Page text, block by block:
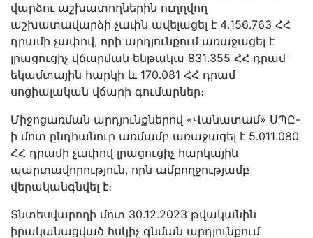
վարձու աշխատողներին ուղղվող
աշխատավարձի չափն ավելացել է 4․156․763 ՀՀ
դրամի չափով, որի արդյունքում առաջացել է
լրացուցիչ վճարման ենթակա 831․355 ՀՀ դրամ
եկամտային հարկի և 170․081 ՀՀ դրամ
սոցիալական վճարի գումարներ։
Միջոցառման արդյունքներով «Վանատամ» ՍՊԸ-
ի մոտ ընդհանուր առմամբ առաջացել է 5․011․080
ՀՀ դրամի չափով լրացուցիչ հարկային
պարտավորություն, որն ամբողջությամբ
վերականգնվել է։
Տնտեսվարողի մոտ 30.12.2023 թվականին
իրականացված հսկիչ գնման արդյունքում